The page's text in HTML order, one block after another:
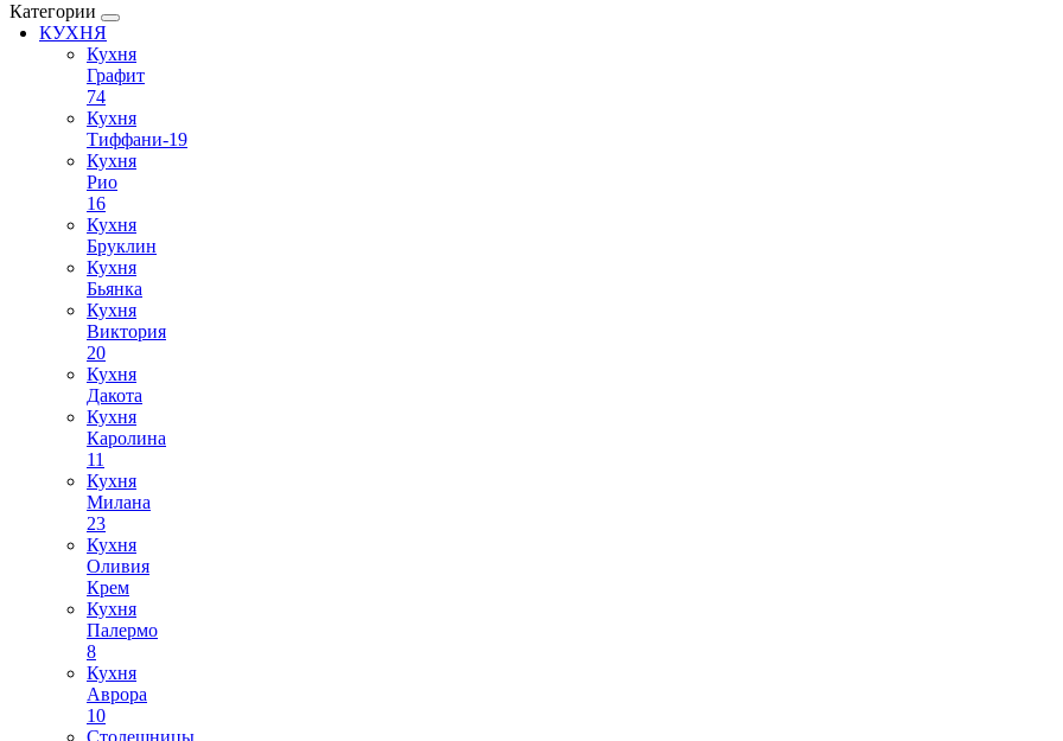
Категории
КУХНЯ
Кухня
Графит
74
Кухня
Тиффани-19
Кухня
Рио
16
Кухня
Бруклин
Кухня
Бьянка
Кухня
Виктория
20
Кухня
Дакота
Кухня
Каролина
11
Кухня
Милана
23
Кухня
Оливия
Крем
Кухня
Палермо
8
Кухня
Аврора
10
Столешницы